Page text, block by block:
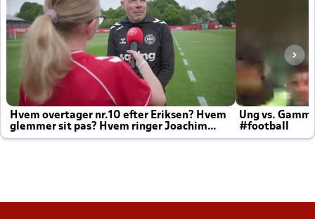
Hvem overtager nr.10 efter Eriksen? Hvem
glemmer sit pas? Hvem ringer Joachim
altid til efter kampe?
Ung vs.
#football